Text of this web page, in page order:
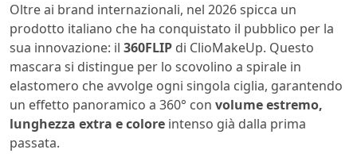
Oltre ai brand internazionali, nel 2026 spicca un
prodotto italiano che ha conquistato il pubblico per la
sua innovazione: il 360FLIP di ClioMakeUp. Questo
mascara si distingue per lo scovolino a spirale in
elastomero che avvolge ogni singola ciglia, garantendo
un effetto panoramico a 360° con volume estremo,
lunghezza extra e colore intenso già dalla prima
passata.